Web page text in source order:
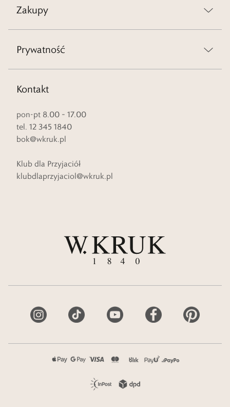
Zakupy
Prywatność
Kontakt
pon-pt 8.00 – 17.00
tel. 12 345 1840
bok@wkruk.pl
Klub dla Przyjaciół
klubdlaprzyjaciol@wkruk.pl